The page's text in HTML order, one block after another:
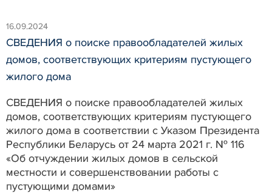
16.09.2024
СВЕДЕНИЯ о поиске правообладателей жилых
домов, соответствующих критериям пустующего
жилого дома
СВЕДЕНИЯ о поиске правообладателей жилых
домов, соответствующих критериям пустующего
жилого дома в соответствии с Указом Президента
Республики Беларусь от 24 марта 2021 г. № 116
«Об отчуждении жилых домов в сельской
местности и совершенствовании работы с
пустующими домами»